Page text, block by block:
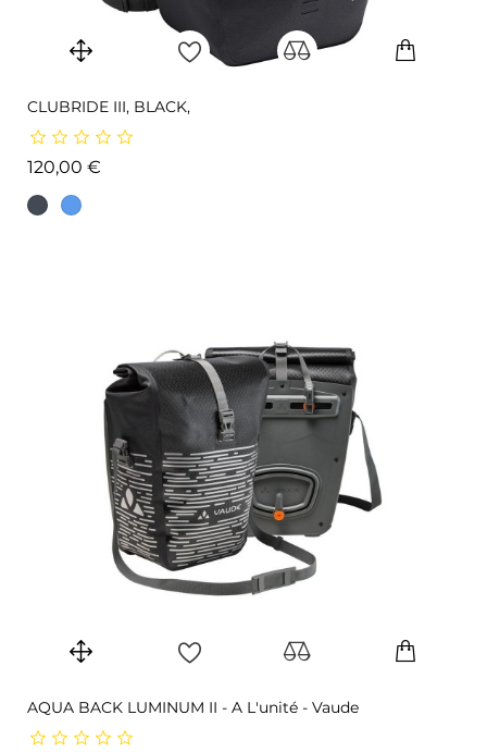
CLUBRIDE III, BLACK,
120,00 €
AQUA BACK LUMINUM II - A L'unité - Vaude